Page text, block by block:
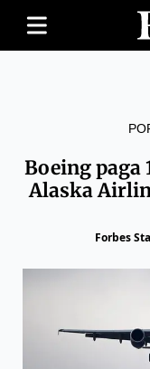
Boeing paga
Alaska
Forbes